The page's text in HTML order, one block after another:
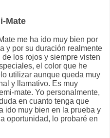
Mate
me ha ido muy bien por
y por su duración realmente
los rojos y siempre visten
el color que he
utilizar aunque queda muy
y llamativo. Es muy
mate. Yo personalmente,
en cuanto tenga que
ido muy bien en la prueba y
oportunidad, lo probaré en